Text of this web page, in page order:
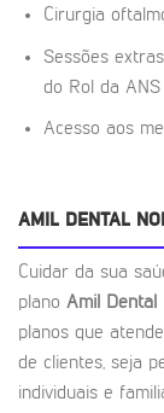
Cirurgia
Sessões
do Rol da ANS
Acesso aos
AMIL DENTAL
Cuidar da sua
plano Amil Dental
planos que
de clientes, seja
individuais e